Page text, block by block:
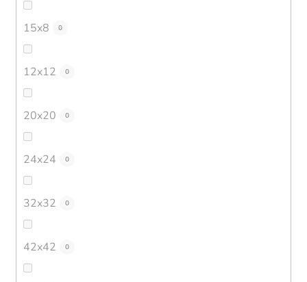
15x8 0
12x12 0
20x20 0
24x24 0
32x32 0
42x42 0